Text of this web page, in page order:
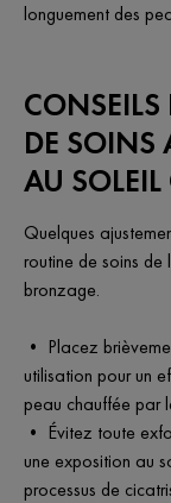
longuement des
DE SOINS
AU SOLEIL
Quelques
routine de soins
bronzage.
• Placez
utilisation pour un
peau chauffée par
• Évitez toute
une exposition au
processus de